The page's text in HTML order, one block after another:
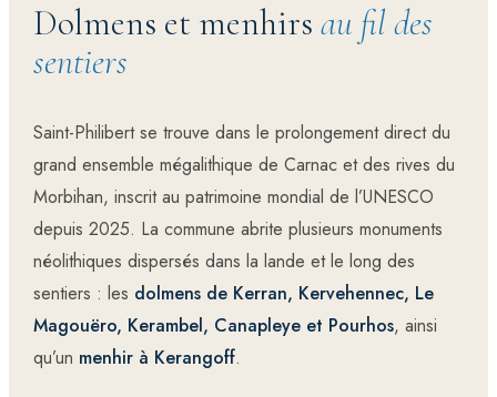
Dolmens et menhirs au fil des
sentiers
Saint-Philibert se trouve dans le prolongement direct du
grand ensemble mégalithique de Carnac et des rives du
Morbihan, inscrit au patrimoine mondial de l’UNESCO
depuis 2025. La commune abrite plusieurs monuments
néolithiques dispersés dans la lande et le long des
sentiers : les dolmens de Kerran, Kervehennec, Le
Magouëro, Kerambel, Canapleye et Pourhos, ainsi
qu’un menhir à Kerangoff.